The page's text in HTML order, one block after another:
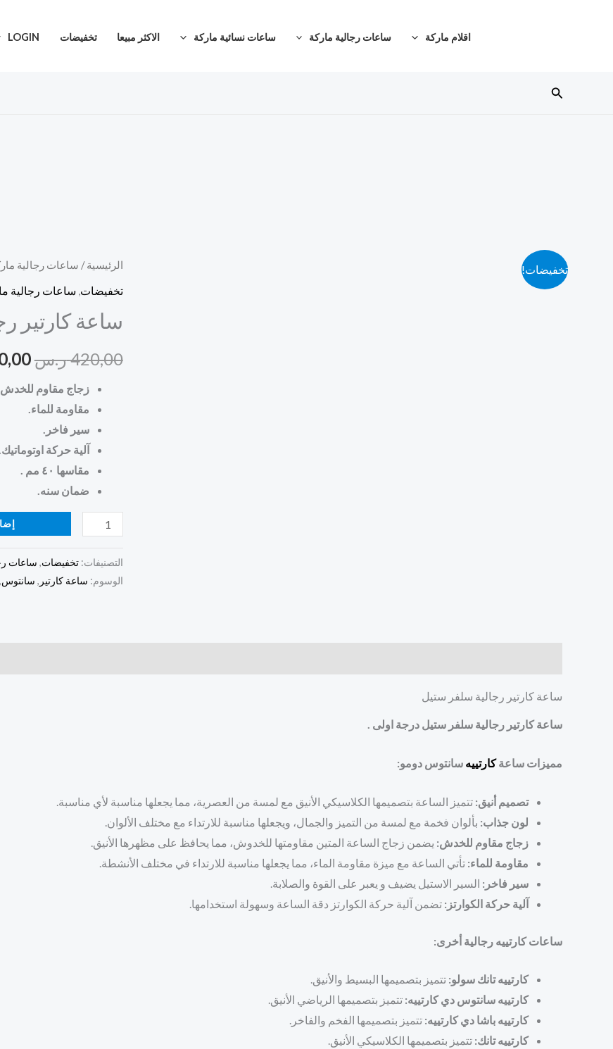
اقلام ماركة ساعات رجالية ماركة ساعات نسائية ماركة الاكثر مبيعا تخفيضات LOGIN
البحث
تخفيضات! الرئيسية/ ساعات رجالية
تخفيضات ساعات رجالية
ساعة كارتير
420,00ر.س
هو:
زجاج مقاوم للخدش.
مقاومة للماء.
سير فاخر.
آلية حركة اوتوماتيك.
مقاسها ٤٠ مم .
ضمان سنه.
كمية
ساعة
رجالية
ستيل
التصنيفات:تخفيضات, ساعات
الوسوم: ساعة كارتير , سانتوس
ساعة كارتير رجالية سلفر ستيل
ساعة كارتير رجالية سلفر ستيل درجة اولى .
مميزات ساعةكارتييه سانتوس دومو:
تصميم أنيق: تتميز الساعة بتصميمها الكلاسيكي الأنيق مع لمسة من العصرية، مما يجعلها مناسبة لأي مناسبة.
لون جذاب: بألوان فخمة مع لمسة من التميز والجمال، ويجعلها مناسبة للارتداء مع مختلف الألوان.
زجاج مقاوم للخدش: يضمن زجاج الساعة المتين مقاومتها للخدوش، مما يحافظ على مظهرها الأنيق.
مقاومة للماء: تأتي الساعة مع ميزة مقاومة الماء، مما يجعلها مناسبة للارتداء في مختلف الأنشطة.
سير فاخر: السير الاستيل يضيف و يعبر على القوة والصلابة.
آلية حركة الكوارتز: تضمن آلية حركة الكوارتز دقة الساعة وسهولة استخدامها.
ساعات كارتييه رجالية أخرى:
كارتييه تانك سولو: تتميز بتصميمها البسيط والأنيق.
كارتييه سانتوس دي كارتييه: تتميز بتصميمها الرياضي الأنيق.
كارتييه باشا دي كارتييه: تتميز بتصميمها الفخم والفاخر.
كارتييه تانك: تتميز بتصميمها الكلاسيكي الأنيق.